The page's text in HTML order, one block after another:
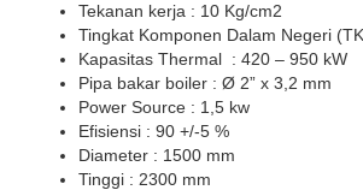
Tekanan kerja : 10 Kg/cm2
Tingkat Komponen Dalam Negeri
Kapasitas Thermal : 420 – 950 kW
Pipa bakar boiler : Ø 2” x 3,2 mm
Power Source : 1,5 kw
Efisiensi : 90 +/-5 %
Diameter : 1500 mm
Tinggi : 2300 mm